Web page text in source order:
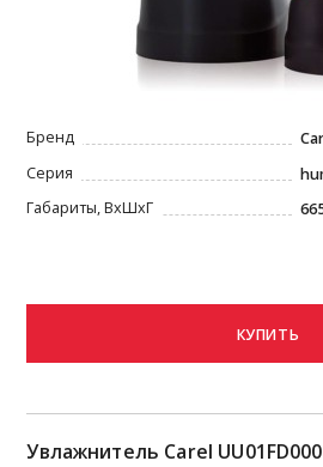
Бренд
Серия
Габариты, ВxШxГ
КУПИТЬ
Увлажнитель Carel